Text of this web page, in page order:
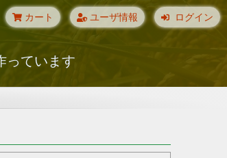
っています
カート ユーザ情報 ログイン